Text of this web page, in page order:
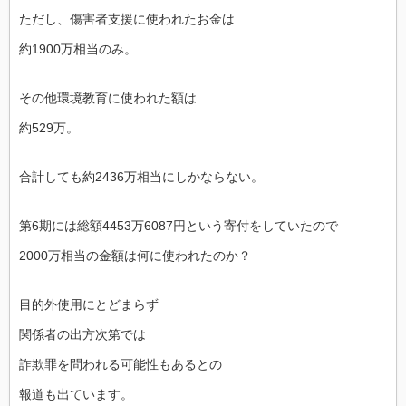
ただし、傷害者支援に使われたお金は
約1900万相当のみ。
その他環境教育に使われた額は
約529万。
合計しても約2436万相当にしかならない。
第6期には総額4453万6087円という寄付をしていたので
2000万相当の金額は何に使われたのか？
目的外使用にとどまらず
関係者の出方次第では
詐欺罪を問われる可能性もあるとの
報道も出ています。